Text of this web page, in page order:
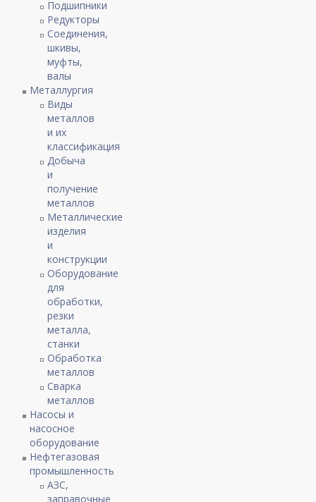
Подшипники
Редукторы
Соединения,
шкивы,
муфты,
валы
Металлургия
Виды
металлов
и их
классификация
Добыча
и
получение
металлов
Металлические
изделия
и
конструкции
Оборудование
для
обработки,
резки
металла,
станки
Обработка
металлов
Сварка
металлов
Насосы и
насосное
оборудование
Нефтегазовая
промышленность
АЗС,
заправочные